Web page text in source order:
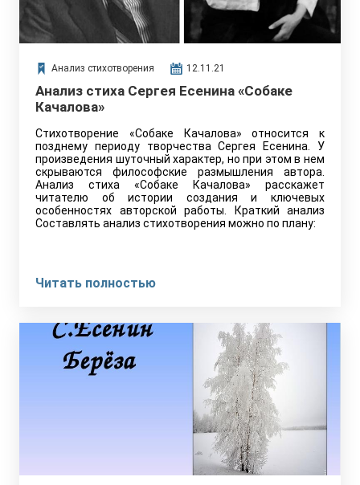
Анализ стихотворения 12.11.21
Анализ стиха Сергея Есенина «Собаке
Качалова»
Стихотворение «Собаке Качалова» относится к
позднему периоду творчества Сергея Есенина. У
произведения шуточный характер, но при этом в нем
скрываются философские размышления автора.
Анализ стиха «Собаке Качалова» расскажет
читателю об истории создания и ключевых
особенностях авторской работы. Краткий анализ
Составлять анализ стихотворения можно по плану:
Читать полностью